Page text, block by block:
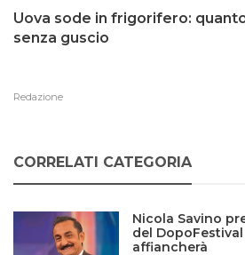
Uova sode in frigorifero:
senza guscio
Redazione
CORRELATI CATEGORIA
Nicola Savino
del
affiancherà